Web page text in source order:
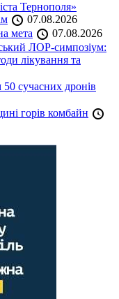
Тернополя»
07.08.2026
мета
07.08.2026
ЛОР-симпозіум:
лікування та
сучасних дронів
горів комбайн